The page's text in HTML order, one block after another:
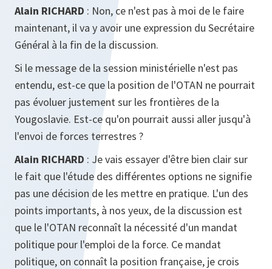
Alain RICHARD : Non, ce n'est pas à moi de le faire
maintenant, il va y avoir une expression du Secrétaire
Général à la fin de la discussion.
Si le message de la session ministérielle n'est pas
entendu, est-ce que la position de l'OTAN ne pourrait
pas évoluer justement sur les frontières de la
Yougoslavie. Est-ce qu'on pourrait aussi aller jusqu'à
l'envoi de forces terrestres ?
Alain RICHARD : Je vais essayer d'être bien clair sur
le fait que l'étude des différentes options ne signifie
pas une décision de les mettre en pratique. L'un des
points importants, à nos yeux, de la discussion est
que le l'OTAN reconnaît la nécessité d'un mandat
politique pour l'emploi de la force. Ce mandat
politique, on connaît la position française, je crois